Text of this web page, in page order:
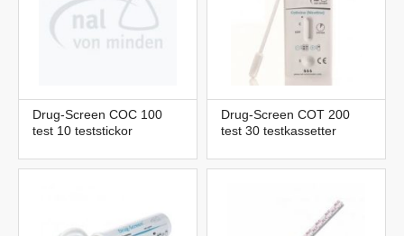
Drug-Screen COC 100
test 10 teststickor
Drug-Screen COT 200
test 30 testkassetter